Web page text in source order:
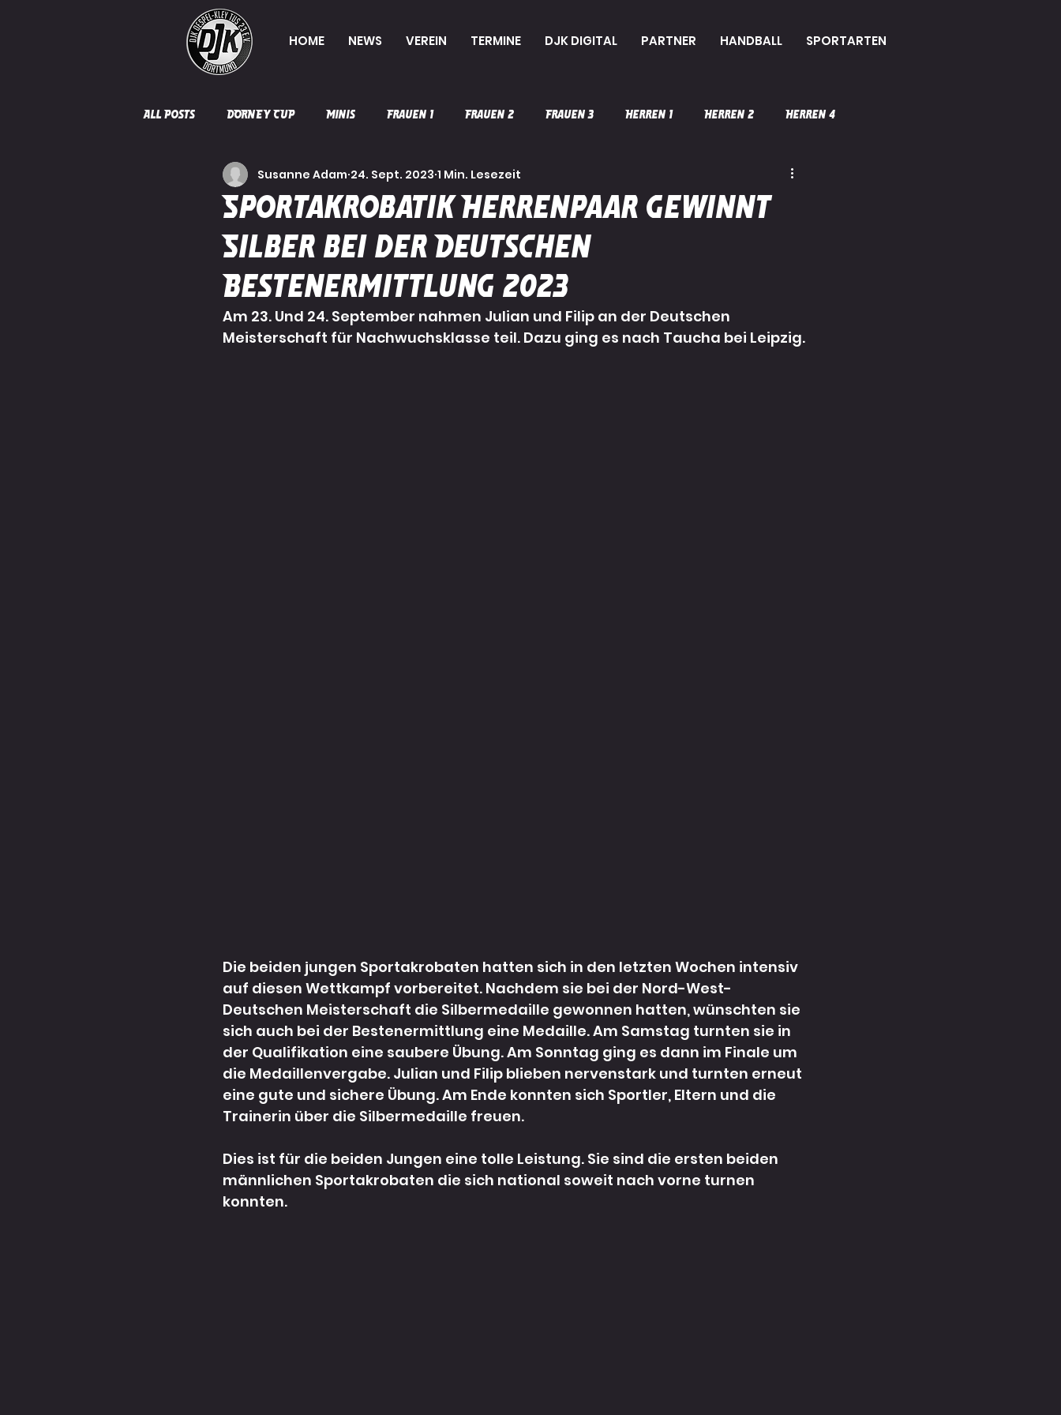
HOME NEWS VEREIN TERMINE DJK DIGITAL PARTNER HANDBALL SPORTARTEN
All Posts DORNEY CUP Minis Frauen 1 Frauen 2 Frauen 3 Herren 1 Herren 2 Herren 4
Herren 5 mB-Jugend mC-Jugend mD-Jugend
Jugendleitung Förderung Sportakrobatik Karate Herren 3
Sportakrobatik Herrenpaar gewinnt
Silber bei der Deutschen
Bestenermittlung 2023
Susanne Adam 24. Sept. 2023 1 Min. Lesezeit
Am 23. Und 24. September nahmen Julian und Filip an der Deutschen
Meisterschaft für Nachwuchsklasse teil. Dazu ging es nach Taucha bei Leipzig.
Die beiden jungen Sportakrobaten hatten sich in den letzten Wochen intensiv
auf diesen Wettkampf vorbereitet. Nachdem sie bei der Nord-West-
Deutschen Meisterschaft die Silbermedaille gewonnen hatten, wünschten sie
sich auch bei der Bestenermittlung eine Medaille. Am Samstag turnten sie in
der Qualifikation eine saubere Übung. Am Sonntag ging es dann im Finale um
die Medaillenvergabe. Julian und Filip blieben nervenstark und turnten erneut
eine gute und sichere Übung. Am Ende konnten sich Sportler, Eltern und die
Trainerin über die Silbermedaille freuen.
Dies ist für die beiden Jungen eine tolle Leistung. Sie sind die ersten beiden
männlichen Sportakrobaten die sich national soweit nach vorne turnen
konnten.